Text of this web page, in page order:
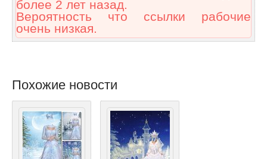
более 2 лет назад.
Вероятность что ссылки рабочие
очень низкая.
Похожие новости